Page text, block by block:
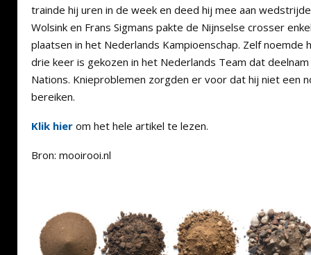
trainde hij uren in de week en deed hij mee aan
Wolsink en Frans Sigmans pakte de Nijnselse crosser
plaatsen in het Nederlands Kampioenschap. Zelf noemde
drie keer is gekozen in het Nederlands Team dat
Nations. Knieproblemen zorgden er voor dat hij niet een
bereiken.
Klik hier om het hele artikel te lezen.
Bron: mooirooi.nl